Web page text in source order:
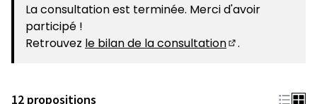
La consultation est terminée. Merci d'avoir
participé !
Retrouvez le bilan de la consultation .
12 propositions